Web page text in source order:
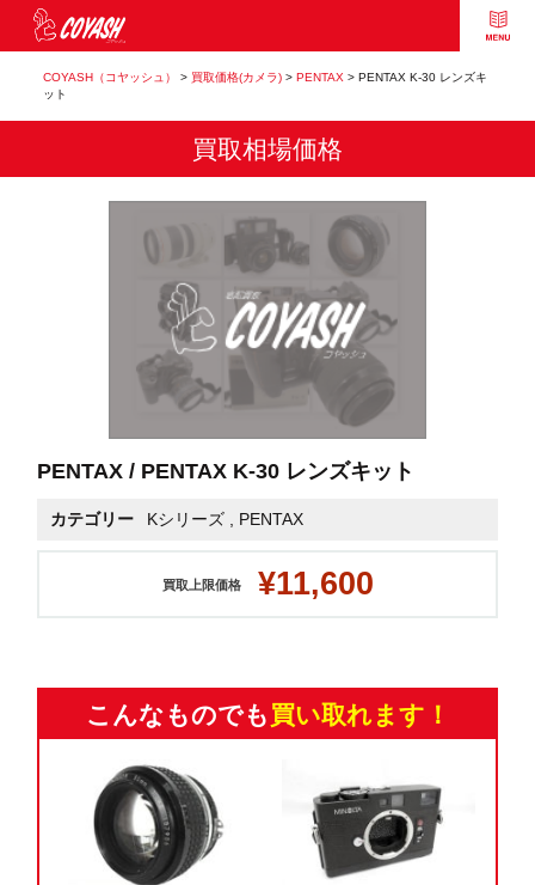
COYASH（コヤッシュ） > 買取価格(カメラ)> PENTAX > PENTAX K-30 レンズキ
ット
買取相場価格
PENTAX / PENTAX K-30 レンズキット
カテゴリー Kシリーズ PENTAX
買取上限価格 ¥11,600
こんなものでも 買い取れます！